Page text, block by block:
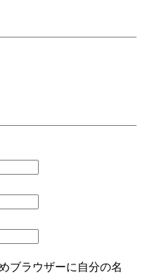
ブラウザーに自分の名